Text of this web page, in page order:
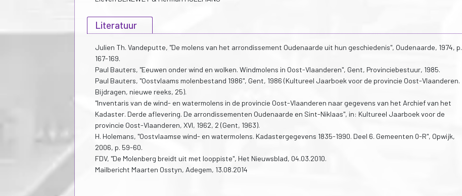
Literatuur
Julien Th. Vandeputte, "De molens van het arrondissement Oudenaarde uit hun geschiedenis", Oudenaarde, 1974, p.
167-169.
Paul Bauters, "Eeuwen onder wind en wolken. Windmolens in Oost-Vlaanderen", Gent, Provinciebestuur, 1985.
Paul Bauters, "Oostvlaams molenbestand 1986", Gent, 1986 (Kultureel Jaarboek voor de provincie Oost-Vlaanderen.
Bijdragen, nieuwe reeks, 25).
"Inventaris van de wind- en watermolens in de provincie Oost-Vlaanderen naar gegevens van het Archief van het
Kadaster. Derde aflevering. De arrondissementen Oudenaarde en Sint-Niklaas", in: Kultureel Jaarboek voor de
provincie Oost-Vlaanderen, XVI, 1962, 2 (Gent, 1963).
H. Holemans, "Oostvlaamse wind- en watermolens. Kadastergegevens 1835-1990. Deel 6. Gemeenten 0-R", Opwijk,
2006, p. 59-60.
FDV, "De Molenberg breidt uit met looppiste", Het Nieuwsblad, 04.03.2010.
Mailbericht Maarten Osstyn, Adegem, 13.08.2014